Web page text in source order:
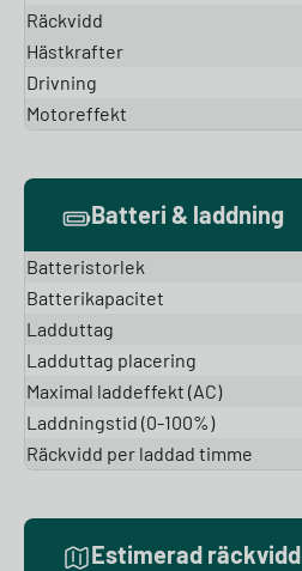
Räckvidd
Hästkrafter
Drivning
Motoreffekt
Batteri & laddning
Batteristorlek
Batterikapacitet
Ladduttag
Ladduttag placering
Maximal laddeffekt (AC)
Laddningstid (0-100%)
Räckvidd per laddad timme
Estimerad räckvidd